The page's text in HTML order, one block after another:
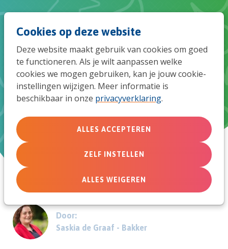
Cookies op deze website
Deze website maakt gebruik van cookies om goed
te functioneren. Als je wilt aanpassen welke
cookies we mogen gebruiken, kan je jouw cookie-
instellingen wijzigen. Meer informatie is
beschikbaar in onze privacyverklaring.
ALLES ACCEPTEREN
ZELF INSTELLEN
ALLES WEIGEREN
naar
de
Aanbod van Samen Jong-
partners 2026
Door:
Saskia de Graaf - Bakker